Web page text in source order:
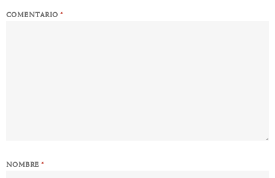
COMENTARIO*
NOMBRE*